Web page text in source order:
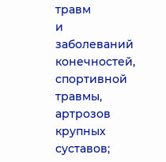
травм
и
заболеваний
конечностей,
спортивной
травмы,
артрозов
крупных
суставов;